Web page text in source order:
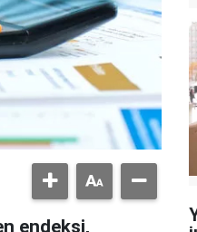
endeksi,